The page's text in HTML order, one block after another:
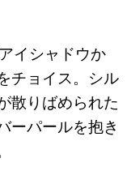
イシャドウか
チョイス。シル
散りばめられた
ーパールを抱き